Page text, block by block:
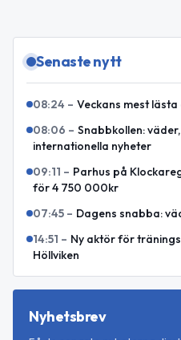
Senaste nytt
08:24 – Veckans mest
08:06 – Snabbkollen:
internationella nyheter
09:11 – Parhus på
för 4 750 000kr
07:45 – Dagens snabba:
14:51 – Ny aktör för
Höllviken
Nyhetsbrev